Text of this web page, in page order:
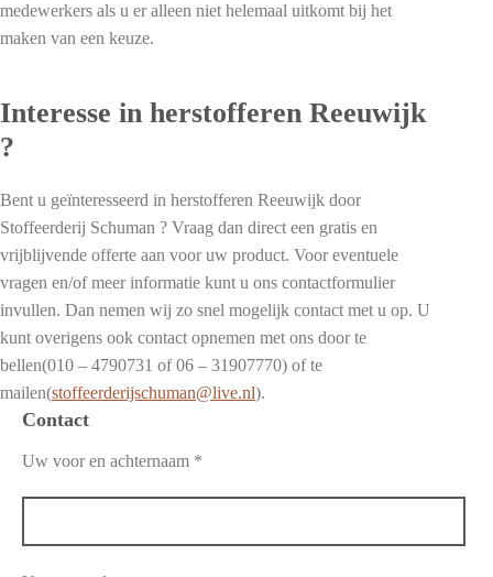
medewerkers als u er alleen niet helemaal uitkomt bij het
maken van een keuze.
Interesse in herstofferen Reeuwijk
?
Bent u geïnteresseerd in herstofferen Reeuwijk door
Stoffeerderij Schuman ? Vraag dan direct een gratis en
vrijblijvende offerte aan voor uw product. Voor eventuele
vragen en/of meer informatie kunt u ons contactformulier
invullen. Dan nemen wij zo snel mogelijk contact met u op. U
kunt overigens ook contact opnemen met ons door te
bellen(010 – 4790731 of 06 – 31907770) of te
mailen(stoffeerderijschuman@live.nl).
Contact
Uw voor en achternaam *